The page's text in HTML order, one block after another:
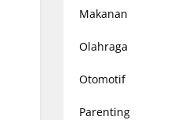
Makanan
Olahraga
Otomotif
Parenting